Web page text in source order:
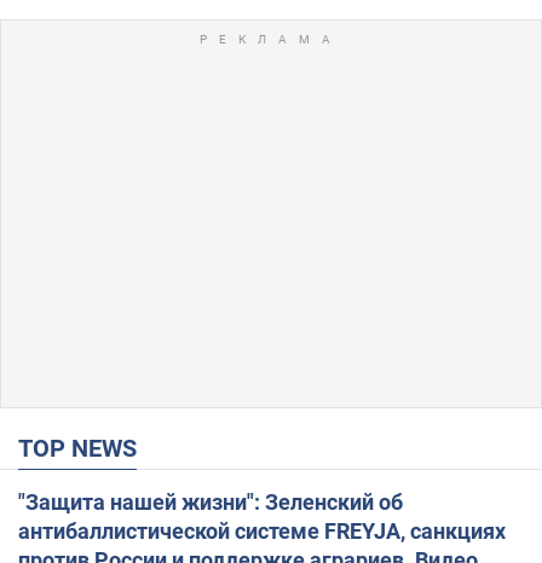
TOP NEWS
"Защита нашей жизни": Зеленский об
антибаллистической системе FREYJA, санкциях